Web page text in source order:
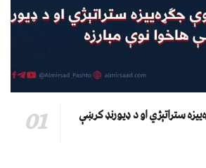
ستراتېژي او د ډیورنډ کرښې